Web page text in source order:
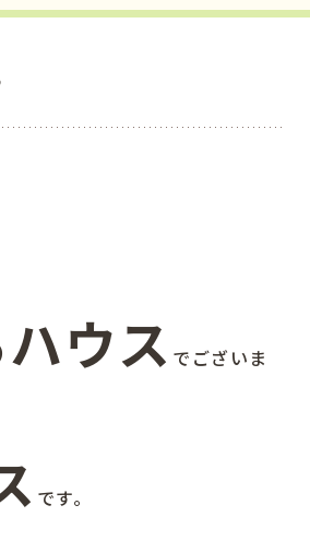
ウス でございま
です。